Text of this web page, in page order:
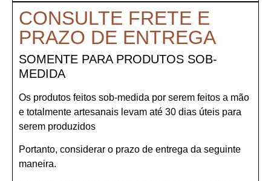
CONSULTE FRETE E
PRAZO DE ENTREGA
SOMENTE PARA PRODUTOS SOB-
MEDIDA
Os produtos feitos sob-medida por serem feitos a mão
e totalmente artesanais levam até 30 dias úteis para
serem produzidos
Portanto, considerar o prazo de entrega da seguinte
maneira.